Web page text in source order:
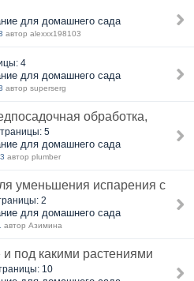
для домашнего сада
автор alexxx198103
4
для домашнего сада
автор superserg
обработка,
5
для домашнего сада
автор plumber
уменьшения испарения с
2
для домашнего сада
автор Азимина
и под какими растениями
10